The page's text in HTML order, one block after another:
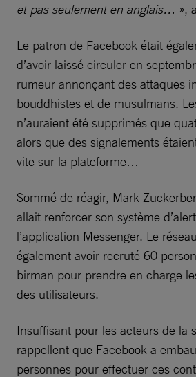
et pas seulement en anglais… »,
Le patron de Facebook était
d’avoir laissé circuler en
rumeur annonçant des attaques
bouddhistes et de musulmans.
n’auraient été supprimés que
alors que des signalements
vite sur la plateforme…
Sommé de réagir, Mark
allait renforcer son système
l’application Messenger. Le
également avoir recruté 60
birman pour prendre en charge
des utilisateurs.
Insuffisant pour les acteurs de la
rappellent que Facebook a
personnes pour effectuer ces